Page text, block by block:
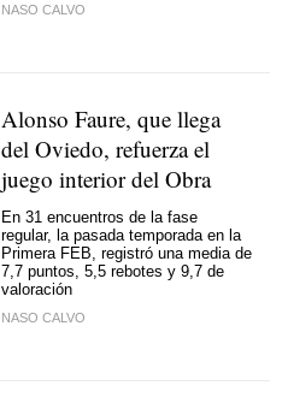
NASO CALVO
Alonso Faure, que llega
del Oviedo, refuerza el
juego interior del Obra
En 31 encuentros de la fase
regular, la pasada temporada en la
Primera FEB, registró una media de
7,7 puntos, 5,5 rebotes y 9,7 de
valoración
NASO CALVO